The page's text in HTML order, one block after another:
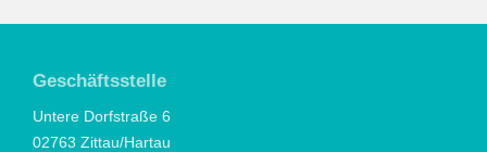
Geschäftsstelle
Untere Dorfstraße 6
02763 Zittau/Hartau